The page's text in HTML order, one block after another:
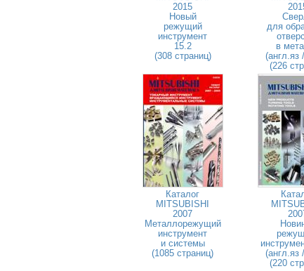
2015
Новый
режущий
инструмент
15.2
(308 страниц)
для
в
(англ.яз
(226
Каталог
MITSUBISHI
2007
Металлорежущий
инструмент
и системы
(1085 страниц)
(англ.яз
(220